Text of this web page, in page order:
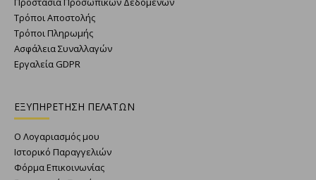
Τρόποι Αποστολής
Τρόποι Πληρωμής
Ασφάλεια Συναλλαγών
Εργαλεία GDPR
ΕΞΥΠΗΡΕΤΗΣΗ ΠΕΛΑΤΩΝ
Ο Λογαριασμός μου
Ιστορικό Παραγγελιών
Φόρμα Επικοινωνίας